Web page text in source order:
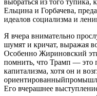
выбраться из того тупика,
Ельцина и Горбачева,
идеалов социализма и
Я вчера внимательно
шумят и кричат, выражая
Особенно Жириновский
помнить, что Трамп — это
капитализма, хотя он и
Его вчерашнее